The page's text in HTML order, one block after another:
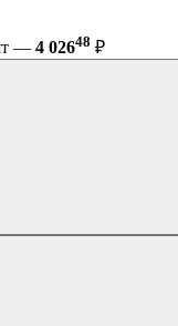
— 4 02648 ₽